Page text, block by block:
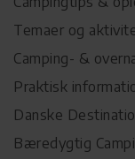
Temaer og
Camping- &
Praktisk
Danske
Bæredygtig